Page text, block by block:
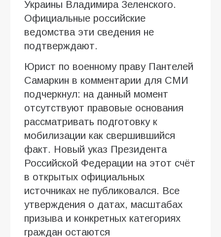
Украины Владимира Зеленского.
Официальные российские
ведомства эти сведения не
подтверждают.
Юрист по военному праву Пантелей
Самаркин в комментарии для СМИ
подчеркнул: на данный момент
отсутствуют правовые основания
рассматривать подготовку к
мобилизации как свершившийся
факт. Новый указ Президента
Российской Федерации на этот счёт
в открытых официальных
источниках не публиковался. Все
утверждения о датах, масштабах
призыва и конкретных категориях
граждан остаются